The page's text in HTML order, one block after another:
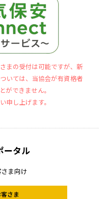
まの受付は可能ですが、新
いては、当協会が有資格者
ができません。
申し上げます。
ータル
ま向け